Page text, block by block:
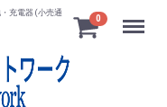
充電器 (小売通
0 Menu